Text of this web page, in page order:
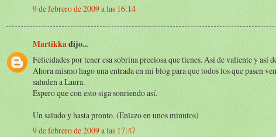
9 de febrero de 2009 a las 16:14
Martikkadijo...
Felicidades por tener esa sobrina preciosa que tienes. Así de valiente y así
Ahora mismo hago una entrada en mi blog para que todos los que pasen
saluden a Laura.
Espero que con esto siga sonriendo así.
Un saludo y hasta pronto. (Enlazo en unos minutos)
9 de febrero de 2009 a las 17:47